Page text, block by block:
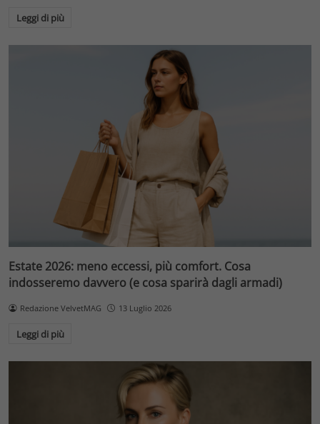
Leggi di più
Estate 2026: meno eccessi, più comfort. Cosa
indosseremo davvero (e cosa sparirà dagli armadi)
Redazione VelvetMAG 13 Luglio 2026
Leggi di più